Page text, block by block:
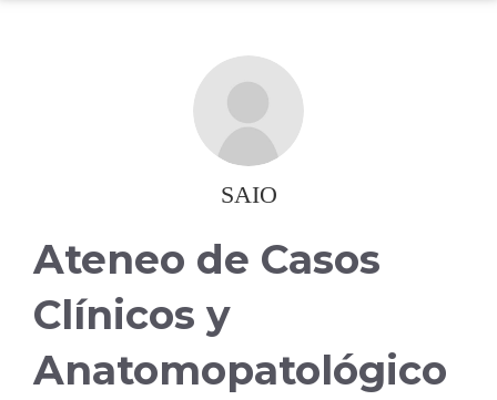
SAIO
Ateneo de Casos
Clínicos y
Anatomopatológico